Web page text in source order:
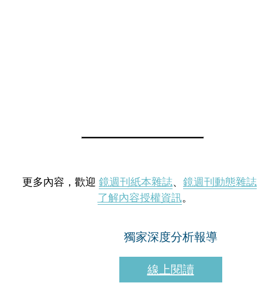
更多內容，歡迎 鏡週刊紙本雜誌、 鏡週刊動態雜誌
了解內容授權資訊。
獨家深度分析報導
線上閱讀